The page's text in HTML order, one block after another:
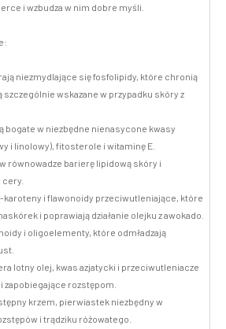
i wzbudza w nim dobre myśli.
niezmydlające się fosfolipidy, które chronią
wskazane w przypadku skóry z
bogate w niezbędne nienasycone kwasy
i linolowy), fitosterole i witaminę E.
równowadze barierę lipidową skóry i
karoteny i flawonoidy przeciwutleniające, które
i poprawiają działanie olejku z awokado.
i oligoelementy, które odmładzają
lotny olej, kwas azjatycki i przeciwutleniacze
zapobiegające rozstępom.
krzem, pierwiastek niezbędny w
i trądziku różowatego.